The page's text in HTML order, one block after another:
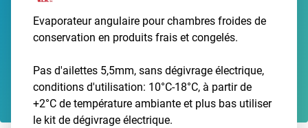
Evaporateur angulaire pour chambres froides de
conservation en produits frais et congelés.
Pas d'ailettes 5,5mm, sans dégivrage électrique,
conditions d'utilisation: 10°C-18°C, à partir de
+2°C de température ambiante et plus bas utiliser
le kit de dégivrage électrique.